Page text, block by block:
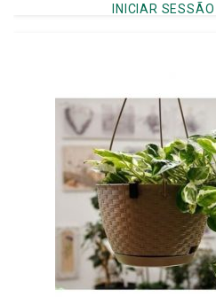
INICIAR SESSÃO